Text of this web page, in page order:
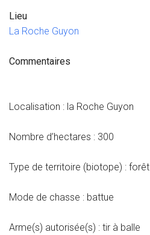
Lieu
La Roche Guyon
Commentaires
Localisation : la Roche Guyon
Nombre d’hectares : 300
Type de territoire (biotope) : forêt
Mode de chasse : battue
Arme(s) autorisée(s) : tir à balle